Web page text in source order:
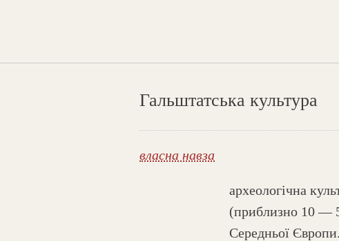
Гальштатська культура
власна навза
археологічна
(приблизно 10 —
Середньої